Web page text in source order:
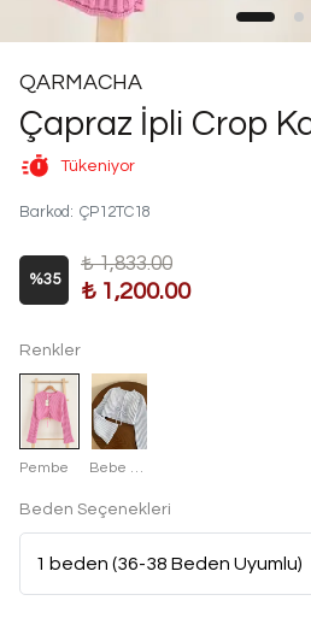
QARMACHA
Çapraz İpli Crop
Tükeniyor
Barkod : ÇP12TC18
%35
₺ 1,833.00
₺ 1,200.00
Renkler
Pembe
Beden Seçenekleri